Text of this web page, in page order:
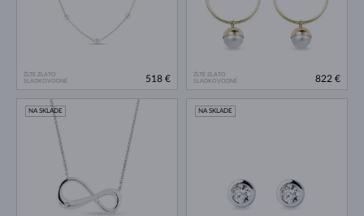
ŽLTÉ ZLATO
SLADKOVODNÉ
518 €
ŽLTÉ ZLATO
SLADKOVODNÉ
822 €
NA SKLADE NA SKLADE